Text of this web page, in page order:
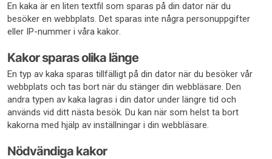
En kaka är en liten textfil som sparas på din dator när du
besöker en webbplats. Det sparas inte några personuppgifter
eller IP-nummer i våra kakor.
Kakor sparas olika länge
En typ av kaka sparas tillfälligt på din dator när du besöker vår
webbplats och tas bort när du stänger din webbläsare. Den
andra typen av kaka lagras i din dator under längre tid och
används vid ditt nästa besök. Du kan när som helst ta bort
kakorna med hjälp av inställningar i din webbläsare.
Nödvändiga kakor